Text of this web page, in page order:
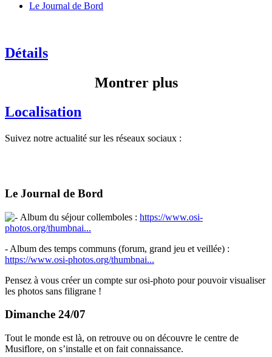
Le Journal de Bord
Détails
Montrer plus
Localisation
Suivez notre actualité sur les réseaux sociaux :
Le Journal de Bord
Album du séjour collemboles : https://www.osi-
photos.org/thumbnai...
- Album des temps communs (forum, grand jeu et veillée) :
https://www.osi-photos.org/thumbnai...
Pensez à vous créer un compte sur osi-photo pour pouvoir visualiser
les photos sans filigrane !
Dimanche 24/07
Tout le monde est là, on retrouve ou on découvre le centre de
Musiflore, on s’installe et on fait connaissance.